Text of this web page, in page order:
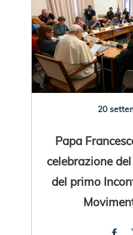
20
Papa
celebrazione
del primo